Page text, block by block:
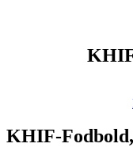
KHIF-